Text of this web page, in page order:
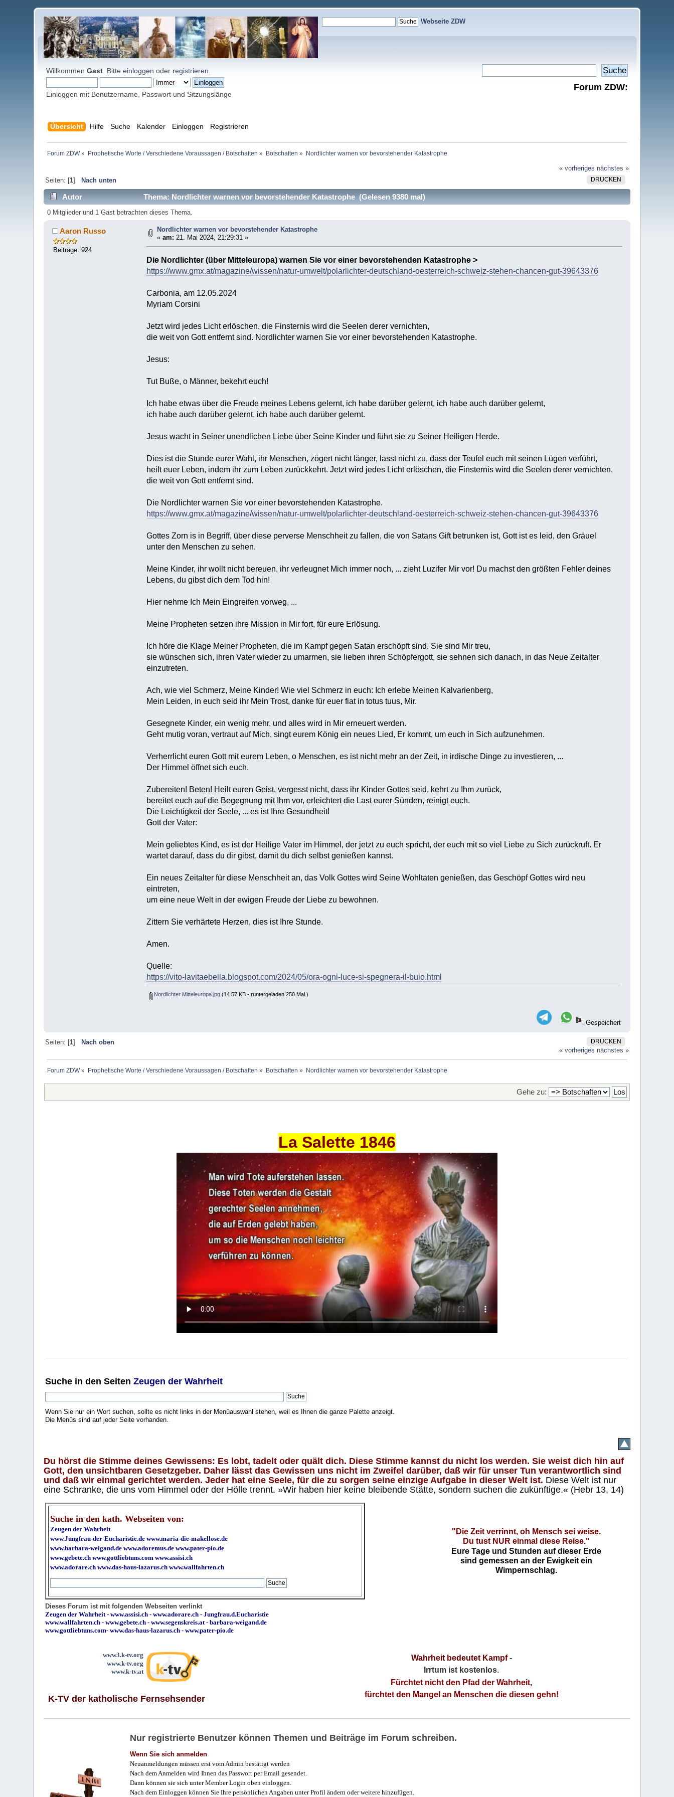
Webseite ZDW
WillkommenGast . Bitteeinloggen oder registrieren
Einloggen mit Benutzername, Passwort und Sitzungslänge
Forum ZDW:
Übersicht Hilfe Suche Kalender Einloggen Registrieren
Forum ZDW» Prophetische Worte / Verschiedene Voraussagen / Botschaften » Botschaften » Nordlichter warnen vor bevorstehender Katastrophe
« vorheriges nächstes »
DRUCKEN
Seiten: [1] Nach unten
Autor Thema: Nordlichter warnen vor bevorstehender Katastrophe (Gelesen 9380 mal)
0 Mitglieder und 1 Gast betrachten dieses Thema.
Aaron Russo
Beiträge: 924
Nordlichter warnen vor bevorstehender Katastrophe
«am: 21. Mai 2024, 21:29:31 »
Die Nordlichter (über Mitteleuropa) warnen Sie vor einer bevorstehenden Katastrophe >
https://www.gmx.at/magazine/wissen/natur-umwelt/polarlichter-deutschland-oesterreich-schweiz-stehen-chancen-gut-39643376
Carbonia, am 12.05.2024
Myriam Corsini
Jetzt wird jedes Licht erlöschen, die Finsternis wird die Seelen derer vernichten,
die weit von Gott entfernt sind. Nordlichter warnen Sie vor einer bevorstehenden Katastrophe.
Jesus:
Tut Buße, o Männer, bekehrt euch!
Ich habe etwas über die Freude meines Lebens gelernt, ich habe darüber gelernt, ich habe auch darüber gelernt,
ich habe auch darüber gelernt, ich habe auch darüber gelernt.
Jesus wacht in Seiner unendlichen Liebe über Seine Kinder und führt sie zu Seiner Heiligen Herde.
Dies ist die Stunde eurer Wahl, ihr Menschen, zögert nicht länger, lasst nicht zu, dass der Teufel euch mit seinen Lügen verführt,
heilt euer Leben, indem ihr zum Leben zurückkehrt. Jetzt wird jedes Licht erlöschen, die Finsternis wird die Seelen derer vernichten,
die weit von Gott entfernt sind.
Die Nordlichter warnen Sie vor einer bevorstehenden Katastrophe.
https://www.gmx.at/magazine/wissen/natur-umwelt/polarlichter-deutschland-oesterreich-schweiz-stehen-chancen-gut-39643376
Gottes Zorn is in Begriff, über diese perverse Menschheit zu fallen, die von Satans Gift betrunken ist, Gott ist es leid, den Gräuel
unter den Menschen zu sehen.
Meine Kinder, ihr wollt nicht bereuen, ihr verleugnet Mich immer noch, ... zieht Luzifer Mir vor! Du machst den größten Fehler deines
Lebens, du gibst dich dem Tod hin!
Hier nehme Ich Mein Eingreifen vorweg, ...
Meine Propheten setzen ihre Mission in Mir fort, für eure Erlösung.
Ich höre die Klage Meiner Propheten, die im Kampf gegen Satan erschöpft sind. Sie sind Mir treu,
sie wünschen sich, ihren Vater wieder zu umarmen, sie lieben ihren Schöpfergott, sie sehnen sich danach, in das Neue Zeitalter
einzutreten.
Ach, wie viel Schmerz, Meine Kinder! Wie viel Schmerz in euch: Ich erlebe Meinen Kalvarienberg,
Mein Leiden, in euch seid ihr Mein Trost, danke für euer fiat in totus tuus, Mir.
Gesegnete Kinder, ein wenig mehr, und alles wird in Mir erneuert werden.
Geht mutig voran, vertraut auf Mich, singt eurem König ein neues Lied, Er kommt, um euch in Sich aufzunehmen.
Verherrlicht euren Gott mit eurem Leben, o Menschen, es ist nicht mehr an der Zeit, in irdische Dinge zu investieren, ...
Der Himmel öffnet sich euch.
Zubereiten! Beten! Heilt euren Geist, vergesst nicht, dass ihr Kinder Gottes seid, kehrt zu Ihm zurück,
bereitet euch auf die Begegnung mit Ihm vor, erleichtert die Last eurer Sünden, reinigt euch.
Die Leichtigkeit der Seele, ... es ist Ihre Gesundheit!
Gott der Vater:
Mein geliebtes Kind, es ist der Heilige Vater im Himmel, der jetzt zu euch spricht, der euch mit so viel Liebe zu Sich zurückruft. Er
wartet darauf, dass du dir gibst, damit du dich selbst genießen kannst.
Ein neues Zeitalter für diese Menschheit an, das Volk Gottes wird Seine Wohltaten genießen, das Geschöpf Gottes wird neu
eintreten,
um eine neue Welt in der ewigen Freude der Liebe zu bewohnen.
Zittern Sie verhärtete Herzen, dies ist Ihre Stunde.
Amen.
Quelle:
https://vito-lavitaebella.blogspot.com/2024/05/ora-ogni-luce-si-spegnera-il-buio.html
Nordlichter Mitteleuropa.jpg (14.57 KB - runtergeladen 250 Mal.)
Gespeichert
DRUCKEN
Seiten: [1] Nach oben
« vorheriges nächstes »
Forum ZDW» Prophetische Worte / Verschiedene Voraussagen / Botschaften » Botschaften » Nordlichter warnen vor bevorstehender Katastrophe
Gehe zu:
La Salette 1846
Suche in den SeitenZeugen der Wahrheit
Wenn Sie nur ein Wort suchen, sollte es nicht links in der Menüauswahl stehen, weil es Ihnen die ganze Palette anzeigt.
Die Menüs sind auf jeder Seite vorhanden.
Du hörst die Stimme deines Gewissens: Es lobt, tadelt oder quält dich. Diese Stimme kannst du nicht los werden. Sie weist dich hin auf
Gott, den unsichtbaren Gesetzgeber. Daher lässt das Gewissen uns nicht im Zweifel darüber, daß wir für unser Tun verantwortlich sind
und daß wir einmal gerichtet werden. Jeder hat eine Seele, für die zu sorgen seine einzige Aufgabe in dieser Welt ist. Diese Welt ist nur
eine Schranke, die uns vom Himmel oder der Hölle trennt. »Wir haben hier keine bleibende Stätte, sondern suchen die zukünftige.« (Hebr 13, 14)
Suche in den kath. Webseiten von:
Zeugen der Wahrheit
www.Jungfrau-der-Eucharistie.de www.maria-die-makellose.de
www.barbara-weigand.de www.adoremus.de www.pater-pio.de
www.gebete.ch www.gottliebtuns.com www.assisi.ch
www.adorare.ch www.das-haus-lazarus.ch www.wallfahrten.ch
"Die Zeit verrinnt, oh Mensch sei weise.
Du tust NUR einmal diese Reise."
Eure Tage und Stunden auf dieser Erde
sind gemessen an der Ewigkeit ein
Wimpernschlag.
Dieses Forum ist mit folgenden Webseiten verlinkt
Zeugen der Wahrheit -www.assisi.ch -www.adorare.ch -Jungfrau.d.Eucharistie
www.wallfahrten.ch -www.gebete.ch -www.segenskreis.at -barbara-weigand.de
www.gottliebtuns.com-www.das-haus-lazarus.ch - www.pater-pio.de
www3.k-tv.org
www.k-tv.org
www.k-tv.at
K-TV der katholische Fernsehsender
Wahrheit bedeutet Kampf-
Irrtum ist kostenlos.
Fürchtet nicht den Pfad der Wahrheit,
fürchtet den Mangel an Menschen die diesen gehn!
Nur registrierte Benutzer können Themen und Beiträge im Forum schreiben.
Wenn Sie sich anmelden
Neuanmeldungen müssen erst vom Admin bestätigt werden
Nach dem Anmelden wird Ihnen das Passwort per Email gesendet.
Dann können sie sich unter Member Login oben einloggen.
Nach dem Einloggen können Sie Ihre persönlichen Angaben unter Profil ändern oder weitere hinzufügen.